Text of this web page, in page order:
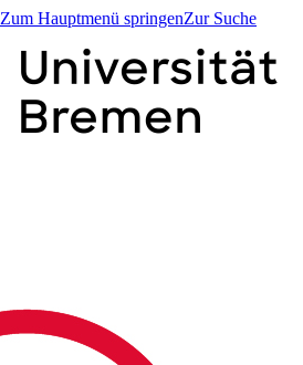
Zum Hauptmenü springenZur Suche